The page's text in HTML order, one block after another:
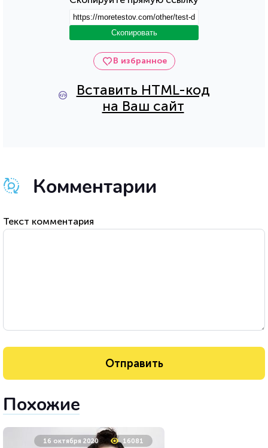
В избранное
Вставить HTML-код
на Ваш сайт
Скопировать
Комментарии
Текст комментария
Похожие
16 октября 2020 16081